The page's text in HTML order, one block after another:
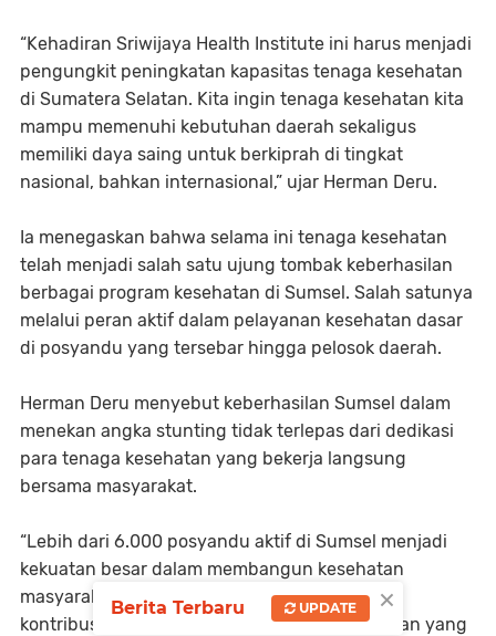
“Kehadiran Sriwijaya Health Institute ini harus menjadi
pengungkit peningkatan kapasitas tenaga kesehatan
di Sumatera Selatan. Kita ingin tenaga kesehatan kita
mampu memenuhi kebutuhan daerah sekaligus
memiliki daya saing untuk berkiprah di tingkat
nasional, bahkan internasional,” ujar Herman Deru.
Ia menegaskan bahwa selama ini tenaga kesehatan
telah menjadi salah satu ujung tombak keberhasilan
berbagai program kesehatan di Sumsel. Salah satunya
melalui peran aktif dalam pelayanan kesehatan dasar
di posyandu yang tersebar hingga pelosok daerah.
Herman Deru menyebut keberhasilan Sumsel dalam
menekan angka stunting tidak terlepas dari dedikasi
para tenaga kesehatan yang bekerja langsung
bersama masyarakat.
“Lebih dari 6.000 posyandu aktif di Sumsel menjadi
kekuatan besar dalam membangun kesehatan
masyarakat. Di balik keberhasilan itu terdapat
kontribusi luar biasa dari para tenaga kesehatan yang
×
Berita Terbaru UPDATE